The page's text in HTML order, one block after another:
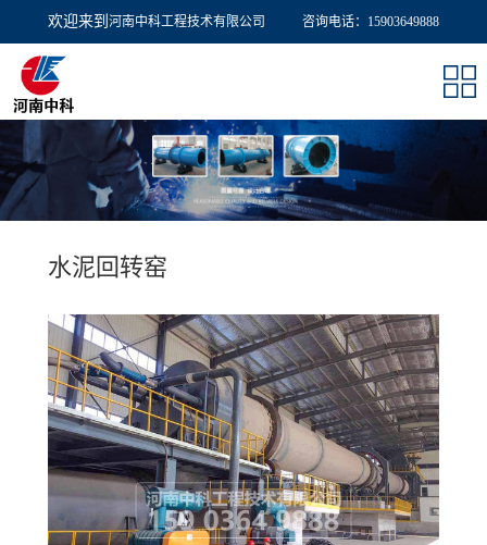
欢迎来到 河南中科工程技术有限公司 咨询电话：15903649888
欢迎来到河南中科工程技术有限公司 咨询电话：15903649888
水泥回转窑